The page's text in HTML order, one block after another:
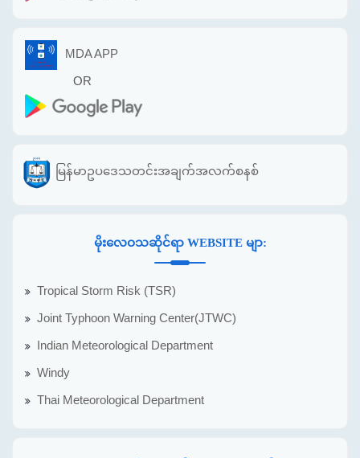
MDA APP
OR
မြန်မာဥပဒေသတင်းအချက်အလက်စနစ်
မိုးလေဝသဆိုင်ရာ WEBSITE မျာ:
Tropical Storm Risk (TSR)
Joint Typhoon Warning Center(JTWC)
Indian Meteorological Department
Windy
Thai Meteorological Department